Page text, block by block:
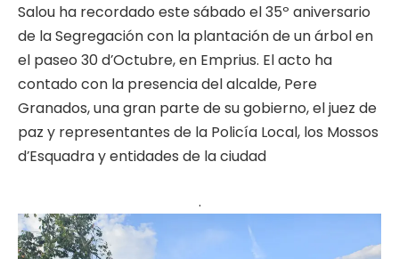
Salou ha recordado este sábado el 35º aniversario
de la Segregación con la plantación de un árbol en
el paseo 30 d’Octubre, en Emprius. El acto ha
contado con la presencia del alcalde, Pere
Granados, una gran parte de su gobierno, el juez de
paz y representantes de la Policía Local, los Mossos
d’Esquadra y entidades de la ciudad
.